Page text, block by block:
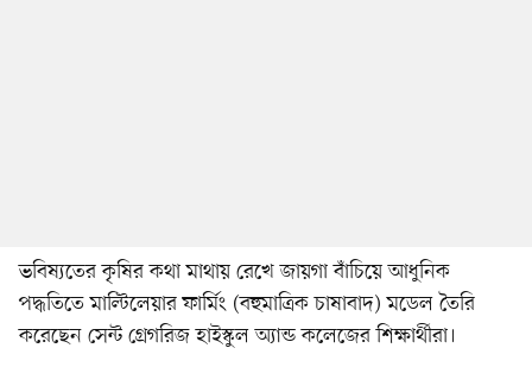
ভবিষ্যতের কৃষির কথা মাথায় রেখে জায়গা বাঁচিয়ে আধুনিক
পদ্ধতিতে মাল্টিলেয়ার ফার্মিং (বহুমাত্রিক চাষাবাদ) মডেল তৈরি
করেছেন সেন্ট গ্রেগরিজ হাইস্কুল অ্যান্ড কলেজের শিক্ষার্থীরা।